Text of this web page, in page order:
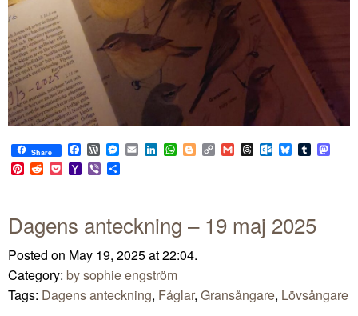
Share Facebook
WordPress
Messenger
EmailLinkedIn
WhatsApp
BloggerCopy
Link
GmailThreadsOutlook.com
BlueskyTumblr
Pinterest
RedditPocketYahoo
Mail
Viber
Dagens anteckning – 19 maj 2025
Posted on May 19, 2025 at 22:04.
Category: by sophie engström
Tags: Dagens anteckning, Fåglar, Gransångare, Lövsångare